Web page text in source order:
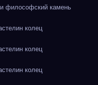
философский камень
колец
колец
колец